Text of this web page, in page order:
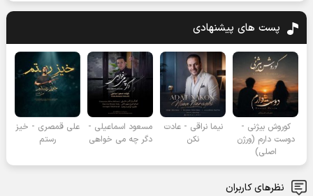
پست های پیشنهادی
کوروش بیژنی -
دوست دارم (ورژن
اصلی)
نیما نراقی - عادت
نکن
مسعود اسماعیلی -
دگر چه می خواهی
علی قمصری - خیز
رستم
نظرهای کاربران